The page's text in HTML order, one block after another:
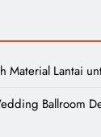
Material Lantai
Ballroom